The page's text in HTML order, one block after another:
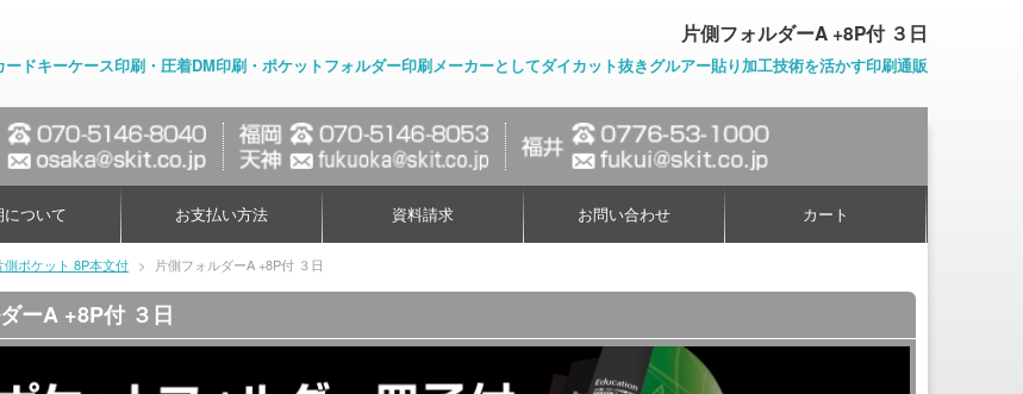
片側フォルダーA +8P付 ３日
ードキーケース印刷・圧着DM印刷・ポケットフォルダー印刷メーカーとしてダイカット抜きグルアー貼り加工技術を活かす印刷通販
について お支払い方法 資料請求 お問い合わせ カート
側ポケット 8P本文付 > 片側フォルダーA +8P付 ３日
ーA +8P付 ３日